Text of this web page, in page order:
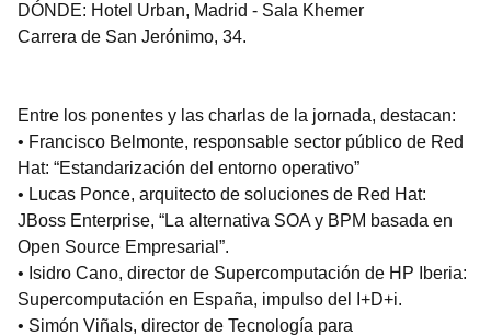
DÓNDE: Hotel Urban, Madrid - Sala Khemer
Carrera de San Jerónimo, 34.
Entre los ponentes y las charlas de la jornada, destacan:
• Francisco Belmonte, responsable sector público de Red
Hat: “Estandarización del entorno operativo”
• Lucas Ponce, arquitecto de soluciones de Red Hat:
JBoss Enterprise, “La alternativa SOA y BPM basada en
Open Source Empresarial”.
• Isidro Cano, director de Supercomputación de HP Iberia:
Supercomputación en España, impulso del I+D+i.
• Simón Viñals, director de Tecnología para